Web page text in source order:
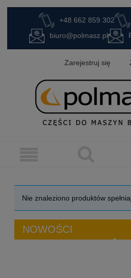
+48 662 859 302
biuro@polmasz.pl
Zarejestruj się
Nie znaleziono produktów
NOWOŚCI